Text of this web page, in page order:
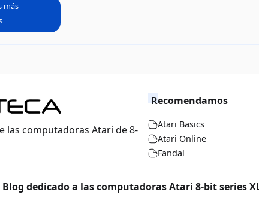
más
las computadoras Atari de 8-
Recomendamos
Atari Basics
Atari Online
Fandal
dedicado a las computadoras Atari 8-bit series